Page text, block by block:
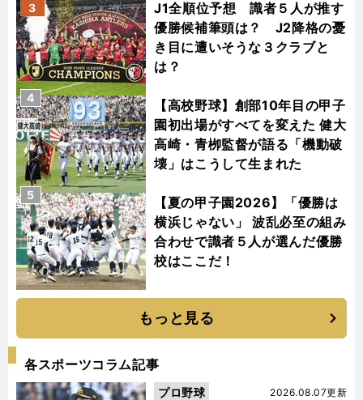
J1全順位予想 識者５人が推す
優勝候補筆頭は？ J2降格の憂
き目に遭いそうな３クラブと
は？
3
【高校野球】創部10年目の甲子
園初出場がすべてを変えた 健大
高崎・青栁監督が語る「機動破
壊」はこうして生まれた
4
【夏の甲子園2026】「優勝は
横浜じゃない」 波乱必至の組み
合わせで識者５人が選んだ優勝
校はここだ！
5
もっと見る
各スポーツコラム記事
2026.08.07更新
プロ野球